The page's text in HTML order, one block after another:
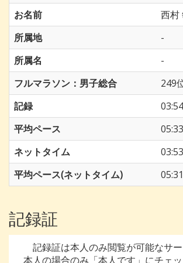
お名前
西村
所属地
-
所属名
-
フルマラソン：男子総合
249
記録
平均ペース
ネットタイム
平均ペース(ネットタイム)
記録証
記録証は本人のみ閲覧が可能なサー
本人の場合のみ「本人です」にチェッ